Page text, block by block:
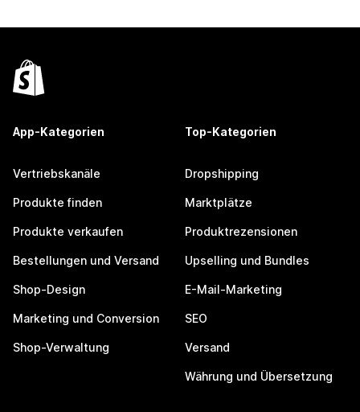
App-Kategorien
Vertriebskanäle
Produkte finden
Produkte verkaufen
Bestellungen und Versand
Shop-Design
Marketing und Conversion
Shop-Verwaltung
Top-Kategorien
Dropshipping
Marktplätze
Produktrezensionen
Upselling und Bundles
E-Mail-Marketing
SEO
Versand
Währung und Übersetzung